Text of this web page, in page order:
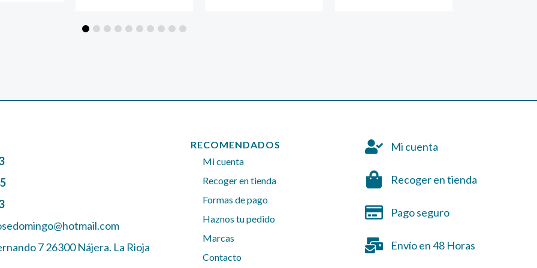
7 26300 Nájera. La Rioja
RECOMENDADOS
Mi cuenta
Recoger en tienda
Formas de pago
Haznos tu pedido
Marcas
Contacto
Mi cuenta
Recoger en tienda
Pago seguro
Envío en 48 Horas